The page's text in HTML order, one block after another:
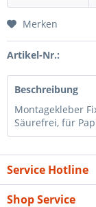
Merken
Artikel-Nr.:
Beschreibung
Montagekleber
Säurefrei, für
Service Hotline
Shop Service